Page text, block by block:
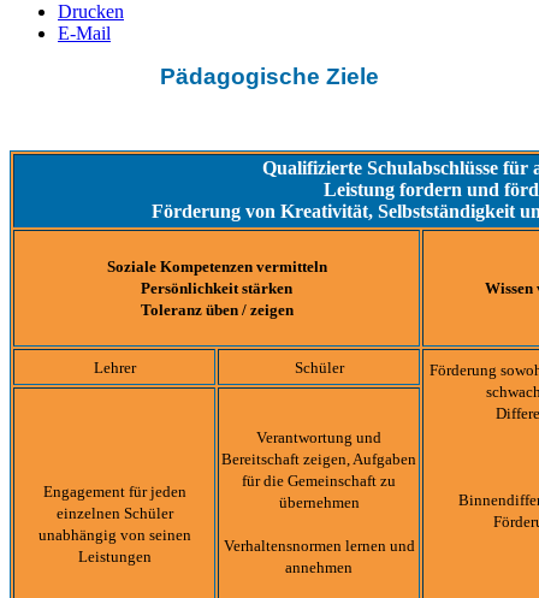
Drucken
E-Mail
Pädagogische Ziele
Qualifizierte Schulabschlüsse für
Leistung fordern und
Förderung von Kreativität, Selbstständigkeit
Soziale Kompetenzen vermitteln
Persönlichkeit stärken
Toleranz üben / zeigen
Lehrer Schüler
Förderung
Engagement für jeden
einzelnen Schüler
unabhängig von seinen
Leistungen
Verantwortung und
Bereitschaft zeigen, Aufgaben
für die Gemeinschaft zu
übernehmen
Verhaltensnormen lernen und
annehmen